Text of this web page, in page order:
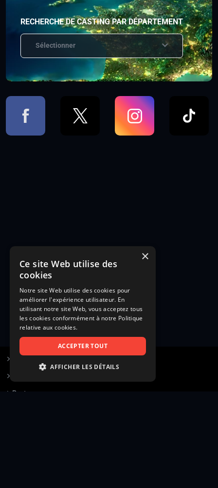
RECHERCHE DE CASTING PAR DÉPARTEMENT
Sélectionner
Poster une annonce
×
Ce site Web utilise des
cookies
Notre site Web utilise des cookies pour
améliorer l'expérience utilisateur. En
utilisant notre site Web, vous acceptez tous
les cookies conformément à notre Politique
relative aux cookies.
ACCEPTER TOUT
AFFICHER LES DÉTAILS